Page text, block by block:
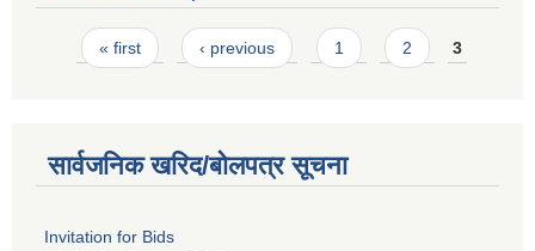
Pages
« first ‹ previous 1 2 3
सार्वजनिक खरिद/बोलपत्र सूचना
Invitation for Bids